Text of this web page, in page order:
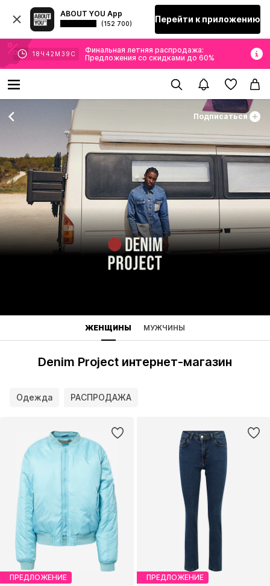
ABOUT YOU App
(152 700) Перейти к приложению
18 Ч 42 М 38 С
Финальная летняя распродажа:
Предложения со скидками до 60%
Подписаться
ЖЕНЩИНЫ МУЖЧИНЫ
Denim Project интернет-магазин
Одежда РАСПРОДАЖА
ПРЕДЛОЖЕНИЕ ПРЕДЛОЖЕНИЕ